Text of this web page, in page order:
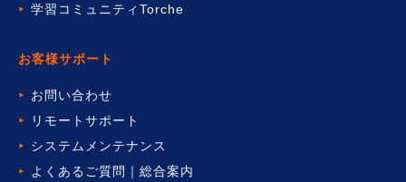
学習コミュニティTorche
お客様サポート
お問い合わせ
リモートサポート
システムメンテナンス
よくあるご質問｜総合案内